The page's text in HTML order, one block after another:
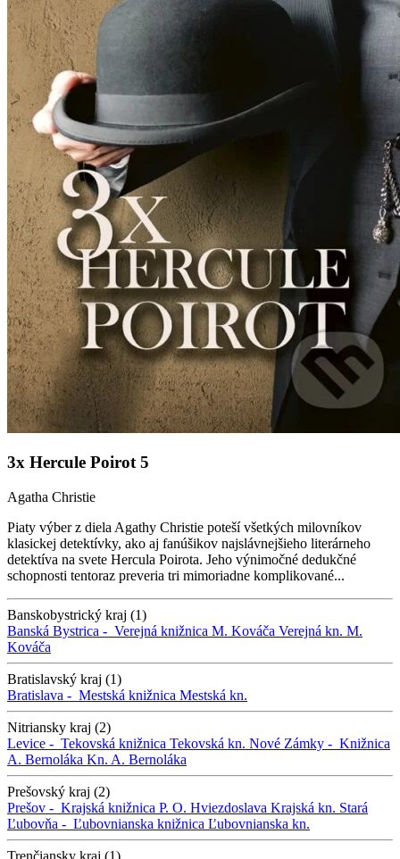
3x Hercule Poirot 5
Agatha Christie
Piaty výber z diela Agathy Christie poteší všetkých milovníkov
klasickej detektívky, ako aj fanúšikov najslávnejšieho literárneho
detektíva na svete Hercula Poirota. Jeho výnimočné dedukčné
schopnosti tentoraz preveria tri mimoriadne komplikované...
Banskobystrický kraj (1)
Banská Bystrica - Verejná knižnica M. Kováča Verejná kn. M.
Kováča
Bratislavský kraj (1)
Bratislava - Mestská knižnica Mestská kn.
Nitriansky kraj (2)
Levice - Tekovská knižnica Tekovská kn. Nové Zámky - Knižnica
A. Bernoláka Kn. A. Bernoláka
Prešovský kraj (2)
Prešov - Krajská knižnica P. O. Hviezdoslava Krajská kn. Stará
Ľubovňa - Ľubovnianska knižnica Ľubovnianska kn.
Trenčiansky kraj (1)